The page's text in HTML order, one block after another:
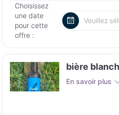
Choisissez
une date
pour cette
offre :
bière
En savoir plus